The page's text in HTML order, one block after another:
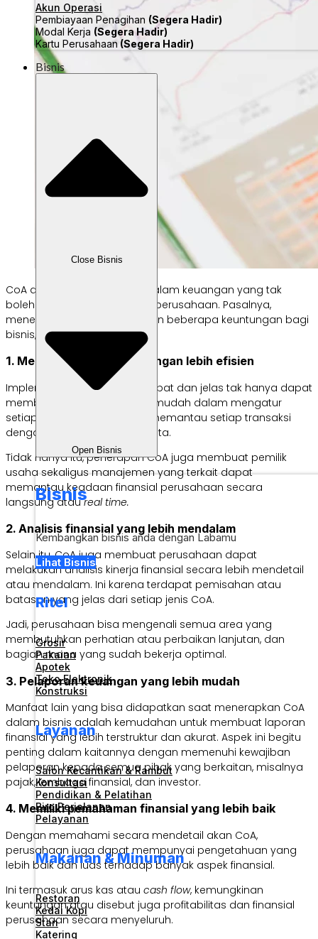
Akun Operasi
Pembiayaan Penagihan (Segera Hadir)
Modal Kerja (Segera Hadir)
Kartu Perusahaan (Segera Hadir)
Bisnis
Close Bisnis
Open Bisnis
Bisnis
Kembangkan bisnis anda dengan Labamu
Lihat Bisnis
Ritel
Grosir
Pakaian
Apotek
Toko Elektronik
Konstruksi
Layanan
Salon Kecantikan & Rambut
Konsultasi
Pendidikan & Pelatihan
Biro Perjalanan
Pelayanan
Makanan & Minuman
Restoran
Kedai Kopi
Stan
Katering
CoA adalah aspek penting dalam keuangan yang tak
boleh dilewatkan oleh setiap perusahaan. Pasalnya,
menerapkan CoA memberikan beberapa keuntungan bagi
bisnis, seperti:
1. Memantau keuangan dengan lebih efisien
Implementasi CoA dengan tepat dan jelas tak hanya dapat
membuat perusahaan lebih mudah dalam mengatur
setiap transaksi, tetapi juga memantau setiap transaksi
dengan lebih efisien dan tertata.
Tidak hanya itu, penerapan CoA juga membuat pemilik
usaha sekaligus manajemen yang terkait dapat
memantau keadaan finansial perusahaan secara
langsung ataureal time.
2. Analisis finansial yang lebih mendalam
Selain itu, CoA juga membuat perusahaan dapat
melakukan analisis kinerja finansial secara lebih mendetail
atau mendalam. Ini karena terdapat pemisahan atau
batasan yang jelas dari setiap jenis CoA.
Jadi, perusahaan bisa mengenali semua area yang
membutuhkan perhatian atau perbaikan lanjutan, dan
bagian mana yang sudah bekerja optimal.
3. Pelaporan keuangan yang lebih mudah
Manfaat lain yang bisa didapatkan saat menerapkan CoA
dalam bisnis adalah kemudahan untuk membuat laporan
finansial yang lebih terstruktur dan akurat. Aspek ini begitu
penting dalam kaitannya dengan memenuhi kewajiban
pelaporan kepada semua pihak yang berkaitan, misalnya
pajak, lembaga finansial, dan investor.
4. Memiliki pemahaman finansial yang lebih baik
Dengan memahami secara mendetail akan CoA,
perusahaan juga dapat mempunyai pengetahuan yang
lebih baik dan luas terhadap banyak aspek finansial.
Ini termasuk arus kas atau cash flow, kemungkinan
keuntungan atau disebut juga profitabilitas dan finansial
perusahaan secara menyeluruh.